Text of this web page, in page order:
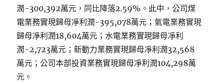
潤-300,392萬元，同比降落2.59%。此中，公司煤
電業務實現歸母凈利潤-395,078萬元；氣電業務實現
歸母凈利潤18,604萬元；水電業務實現歸母凈利
潤-2,723萬元；新動力業務實現歸母凈利潤32,568
萬元；公司本部投資業務實現歸母凈利潤104,298萬
元。